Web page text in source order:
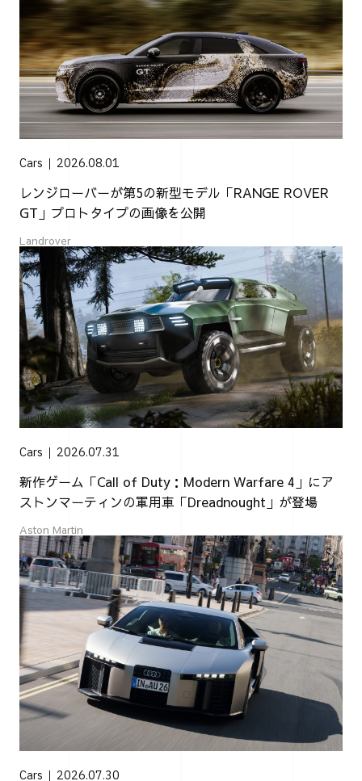
Cars 2026.08.01
レンジローバーが第5の新型モデル「RANGE ROVER
GT」プロトタイプの画像を公開
Landrover
Cars 2026.07.31
新作ゲーム「Call of Duty：Modern Warfare 4」にア
ストンマーティンの軍用車「Dreadnought」が登場
Aston Martin
Cars 2026.07.30